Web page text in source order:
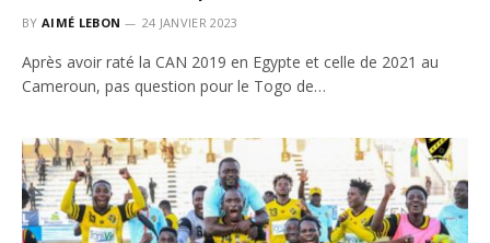
BY AIMÉ LEBON 24 JANVIER 2023
Après avoir raté la CAN 2019 en Egypte et celle de 2021 au
Cameroun, pas question pour le Togo de…